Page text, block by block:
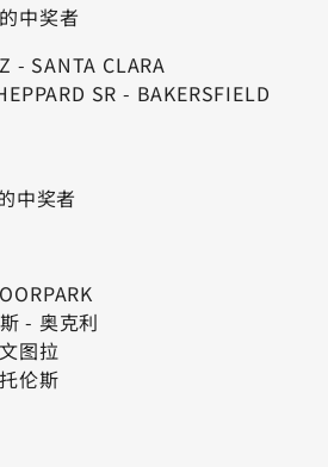
中奖者
- SANTA CLARA
SR - BAKERSFIELD
中奖者
- 奥克利
图拉
伦斯